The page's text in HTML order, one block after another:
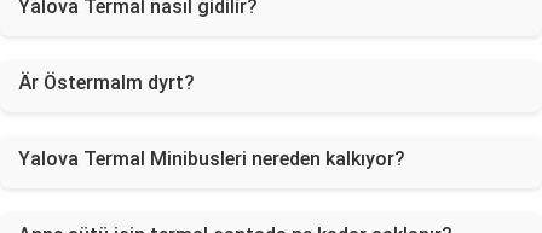
Yalova Termal nasıl gidilir?
Är Östermalm dyrt?
Yalova Termal Minibusleri nereden kalkıyor?